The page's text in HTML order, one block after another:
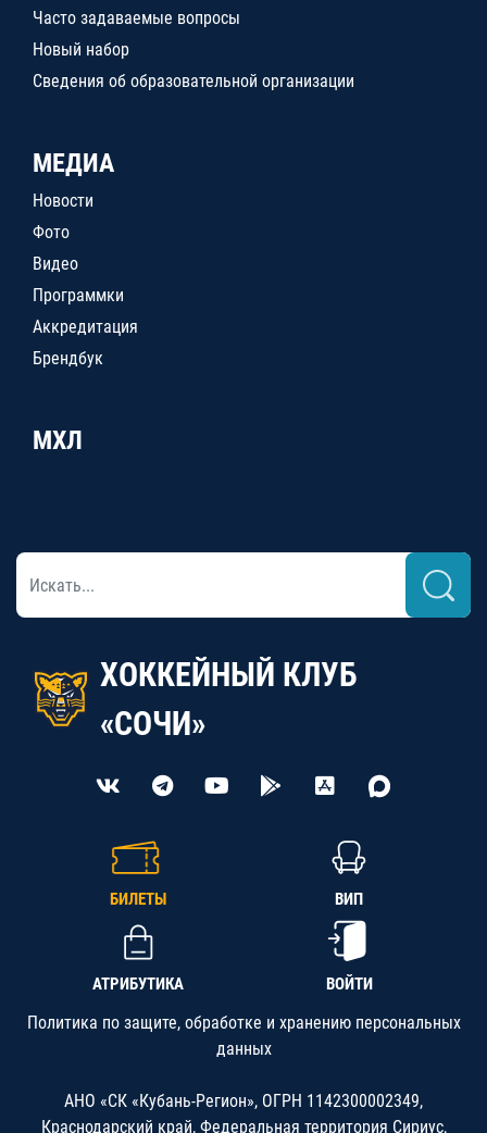
Часто задаваемые вопросы
Новый набор
Сведения об образовательной организации
МЕДИА
Новости
Фото
Видео
Программки
Аккредитация
Брендбук
МХЛ
ХОККЕЙНЫЙ КЛУБ
«СОЧИ»
БИЛЕТЫ ВИП
АТРИБУТИКА ВОЙТИ
Политика по защите, обработке и хранению персональных
данных
АНО «СК «Кубань-Регион», ОГРН 1142300002349,
Краснодарский край, Федеральная территория Сириус,